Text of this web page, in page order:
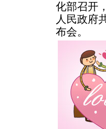
化部召开
人民政府
布会。